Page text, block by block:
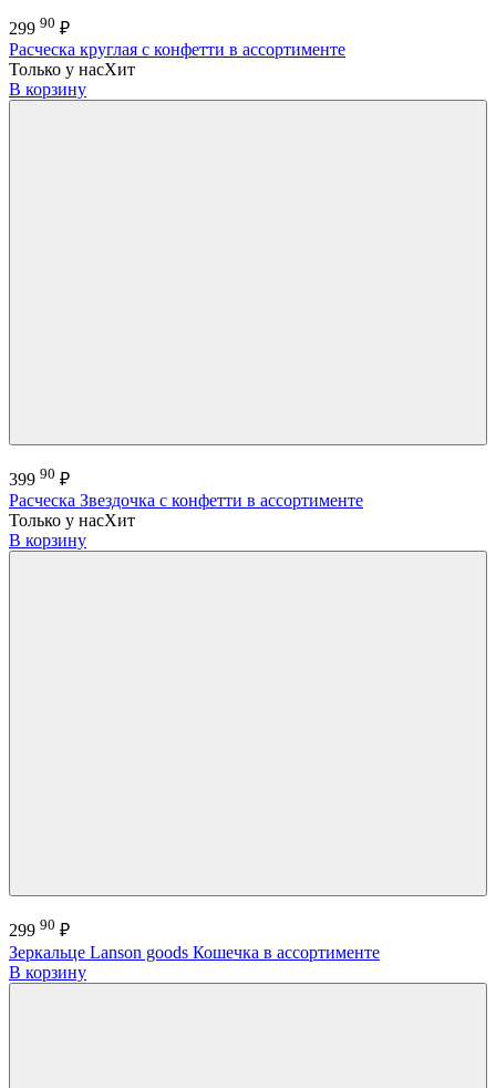
299 90 ₽
Расческа круглая с конфетти в ассортименте
Только у насХит
В корзину
399 90 ₽
Расческа Звездочка с конфетти в ассортименте
Только у насХит
В корзину
299 90 ₽
Зеркальце Lanson goods Кошечка в ассортименте
В корзину